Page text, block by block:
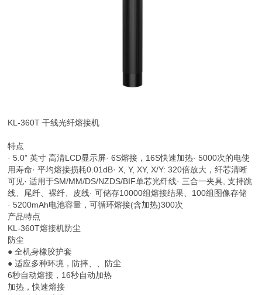
KL-360T 干线光纤熔接机
特点
· 5.0” 英寸 高清LCD显示屏· 6S熔接，16S快速加热· 5000次的电使
用寿命· 平均熔接损耗0.01dB· X, Y, XY, X/Y: 320倍放大，纤芯清晰
可见· 适用于SM/MM/DS/NZDS/BIF单芯光纤线· 三合一夹具, 支持跳
线、尾纤、裸纤、皮线· 可储存10000组熔接结果、100组图像存储
· 5200mAh电池容量，可循环熔接(含加热)300次
产品特点
KL-360T熔接机防尘
防尘
● 全机身橡胶护套
● 适应多种环境，防摔、、防尘
6秒自动熔接，16秒自动加热
加热，快速熔接